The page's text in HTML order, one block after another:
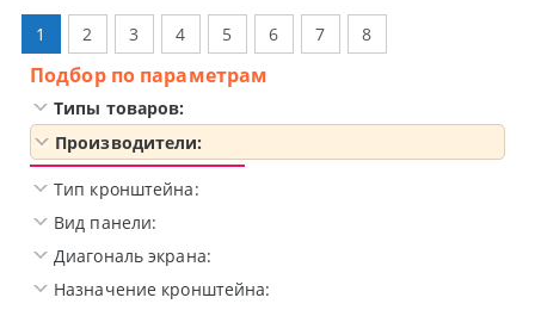
1 2 3 4 5 6 7 8
Подбор по параметрам
Типы товаров:
Производители:
Тип кронштейна:
Вид панели:
Диагональ экрана:
Назначение кронштейна: